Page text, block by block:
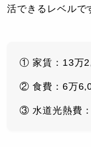
活できるレベルで
① 家賃：13万
② 食費：6万
③ 水道光熱費